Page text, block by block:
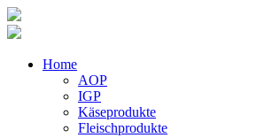
Home
AOP
IGP
Käseprodukte
Fleischprodukte